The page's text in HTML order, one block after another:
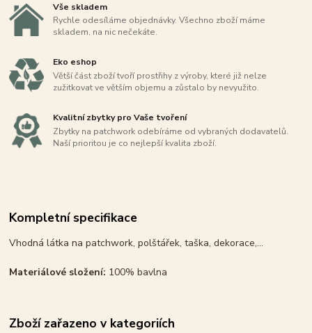
Vše skladem
Rychle odesíláme objednávky. Všechno zboží máme
skladem, na nic nečekáte.
Eko eshop
Větší část zboží tvoří prostřihy z výroby, které již nelze
zužitkovat ve větším objemu a zůstalo by nevyužito.
Kvalitní zbytky pro Vaše tvoření
Zbytky na patchwork odebíráme od vybraných dodavatelů.
Naší prioritou je co nejlepší kvalita zboží.
Kompletní specifikace
Vhodná látka na patchwork, polštářek, taška, dekorace,...
Materiálové složení: 100% bavlna
Zboží zařazeno v kategoriích